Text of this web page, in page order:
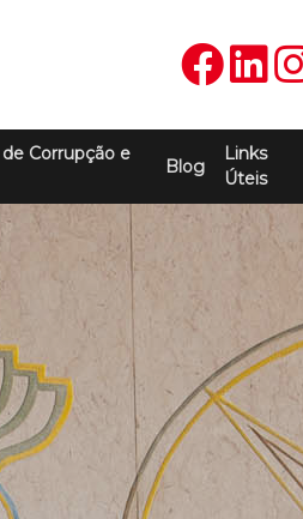
Corrupção e
Blog
Links
Úteis